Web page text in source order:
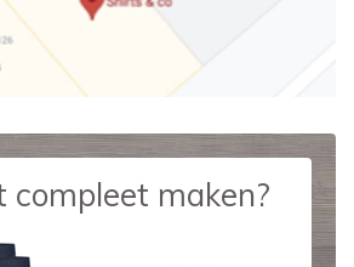
compleet maken?